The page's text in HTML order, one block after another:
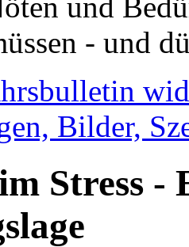
und
- und
Bilder,
Stress -